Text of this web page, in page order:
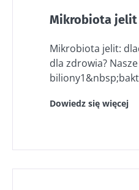
Mikrobiota jelit
Mikrobiota jelit:
dla zdrowia?
Dowiedz się więcej